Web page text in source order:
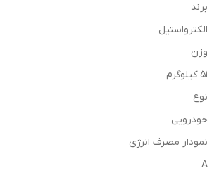
برند
الکترواستیل
وزن
51 کیلوگرم
نوع
خودرویی
نمودار مصرف انرژی
A